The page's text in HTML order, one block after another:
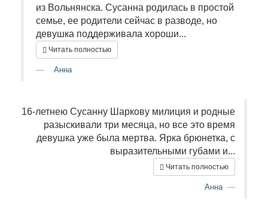
из Вольнянска. Сусанна родилась в простой
семье, ее родители сейчас в разводе, но
девушка поддерживала хороши...
Читать полностью
Анна
16-летнею Сусанну Шаркову милиция и родные
разыскивали три месяца, но все это время
девушка уже была мертва. Ярка брюнетка, с
выразительными губами и...
Читать полностью
Анна